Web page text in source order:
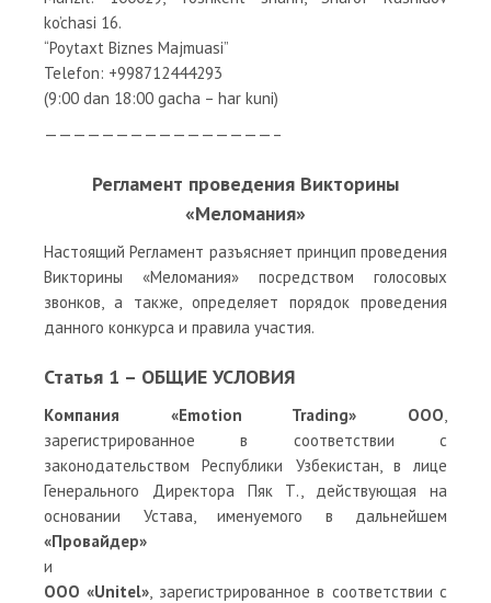
ko’chasi 16.
“Poytaxt Biznes Majmuasi”
Telefon: +998712444293
(9:00 dan 18:00 gacha – har kuni)
————————————————–
Регламент проведения Викторины
«Меломания»
Настоящий Регламент разъясняет принцип проведения
Викторины «Меломания» посредством голосовых
звонков, а также, определяет порядок проведения
данного конкурса и правила участия.
Статья 1 – ОБЩИЕ УСЛОВИЯ
Компания «Emotion Trading» ООО,
зарегистрированное в соответствии с
законодательством Республики Узбекистан, в лице
Генерального Директора Пяк Т., действующая на
основании Устава, именуемого в дальнейшем
«Провайдер»
и
ООО «Unitel», зарегистрированное в соответствии с